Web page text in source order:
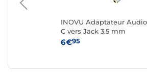
INOVU Adaptateur
C vers Jack 3.5 mm
6€95